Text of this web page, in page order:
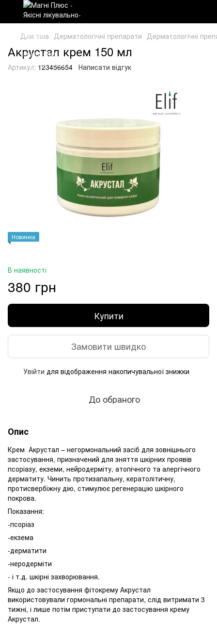
Для тіла Дерматологічні препарати Дерматологічні
Акрустал крем 150 мл
Артикул: 123456654 Написати відгук
Новинка
В наявності
380 грн
Купити
Замовити швидко
Увійти для відображення накопичувальної знижки
До обраного
Опис
Крем Акрустал – негормональний засіб для зовнішнього
застосування, призначений для зняття шкірних проявів
псоріазу, екземи, нейродерміту, атопічного та алергічного
дерматиту. Чинить протизапальну, кератолітичну,
протисвербіжну дію, стимулює регенерацію шкірного
покрова.
Показання:
-псоріаз
-екзема
-дерматити
-неродерміти
- і т.д. шкірні захворювання.
Якщо до застосування фітокрему Акрустал
використовували гормональні препарати, слід витримати 3
тижні, і лише потім приступати до застосування крему
Акрустал.